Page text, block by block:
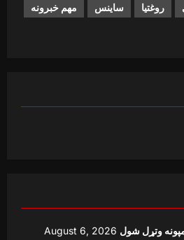
روغتیا ساینس مهم خبرونه
وتړل شول August 6, 2026